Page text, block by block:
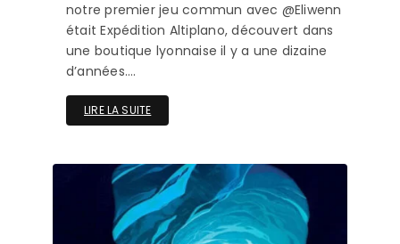
notre premier jeu commun avec @Eliwenn
était Expédition Altiplano, découvert dans
une boutique lyonnaise il y a une dizaine
d’années….
LIRE LA SUITE